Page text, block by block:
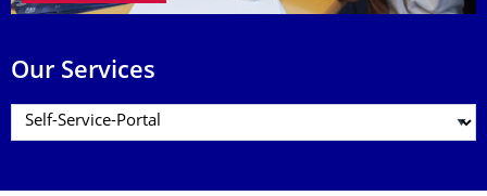
Our Services